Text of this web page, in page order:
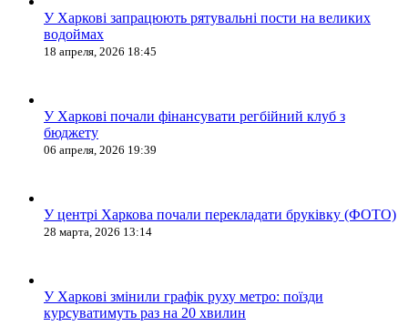
У Харкові запрацюють рятувальні пости на великих
водоймах
18 апреля, 2026 18:45
У Харкові почали фінансувати регбійний клуб з
бюджету
06 апреля, 2026 19:39
У центрі Харкова почали перекладати бруківку (ФОТО)
28 марта, 2026 13:14
У Харкові змінили графік руху метро: поїзди
курсуватимуть раз на 20 хвилин